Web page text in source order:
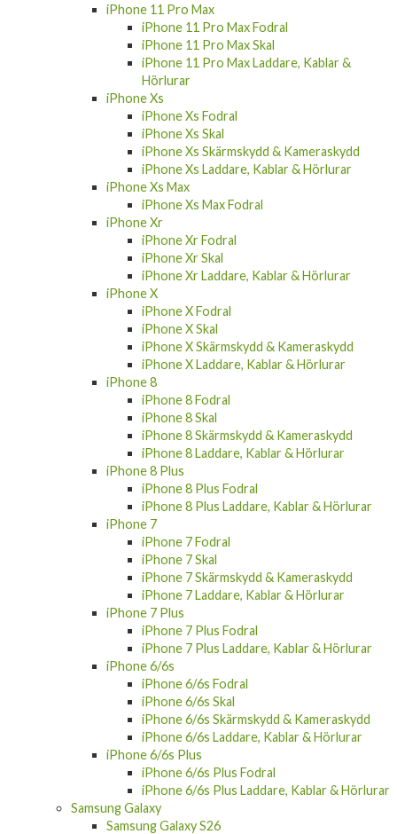
iPhone 11 Pro Max
iPhone 11 Pro Max Fodral
iPhone 11 Pro Max Skal
iPhone 11 Pro Max Laddare, Kablar &
Hörlurar
iPhone Xs
iPhone Xs Fodral
iPhone Xs Skal
iPhone Xs Skärmskydd & Kameraskydd
iPhone Xs Laddare, Kablar & Hörlurar
iPhone Xs Max
iPhone Xs Max Fodral
iPhone Xr
iPhone Xr Fodral
iPhone Xr Skal
iPhone Xr Laddare, Kablar & Hörlurar
iPhone X
iPhone X Fodral
iPhone X Skal
iPhone X Skärmskydd & Kameraskydd
iPhone X Laddare, Kablar & Hörlurar
iPhone 8
iPhone 8 Fodral
iPhone 8 Skal
iPhone 8 Skärmskydd & Kameraskydd
iPhone 8 Laddare, Kablar & Hörlurar
iPhone 8 Plus
iPhone 8 Plus Fodral
iPhone 8 Plus Laddare, Kablar & Hörlurar
iPhone 7
iPhone 7 Fodral
iPhone 7 Skal
iPhone 7 Skärmskydd & Kameraskydd
iPhone 7 Laddare, Kablar & Hörlurar
iPhone 7 Plus
iPhone 7 Plus Fodral
iPhone 7 Plus Laddare, Kablar & Hörlurar
iPhone 6/6s
iPhone 6/6s Fodral
iPhone 6/6s Skal
iPhone 6/6s Skärmskydd & Kameraskydd
iPhone 6/6s Laddare, Kablar & Hörlurar
iPhone 6/6s Plus
iPhone 6/6s Plus Fodral
iPhone 6/6s Plus Laddare, Kablar & Hörlurar
Samsung Galaxy
Samsung Galaxy S26